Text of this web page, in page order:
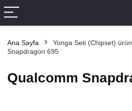
Ana Sayfa Yonga Seti (Chipset) ürün
Snapdragon 695
Qualcomm